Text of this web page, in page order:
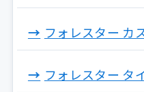
フォレスター カ
フォレスター タ